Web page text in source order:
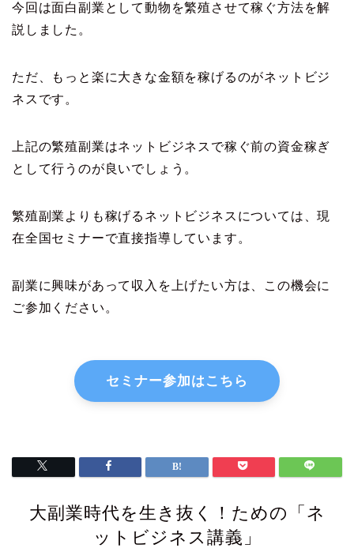
今回は面白副業として動物を繁殖させて稼ぐ方法を解
説しました。
ただ、もっと楽に大きな金額を稼げるのがネットビジ
ネスです。
上記の繁殖副業はネットビジネスで稼ぐ前の資金稼ぎ
として行うのが良いでしょう。
繁殖副業よりも稼げるネットビジネスについては、現
在全国セミナーで直接指導しています。
副業に興味があって収入を上げたい方は、この機会に
ご参加ください。
セミナー参加はこちら
大副業時代を生き抜く！ための「ネ
ットビジネス講義」